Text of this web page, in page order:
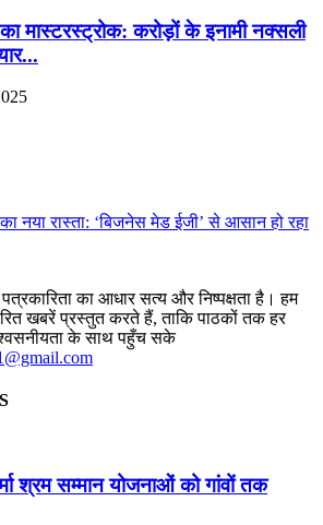
मास्टरस्ट्रोक: करोड़ों के इनामी नक्सली
नया रास्ता: ‘बिजनेस मेड ईजी’ से आसान हो रहा
का आधार सत्य और निष्पक्षता है। हम
खबरें प्रस्तुत करते हैं, ताकि पाठकों तक हर
के साथ पहुँच सके
श्रम सम्मान योजनाओं को गांवों तक